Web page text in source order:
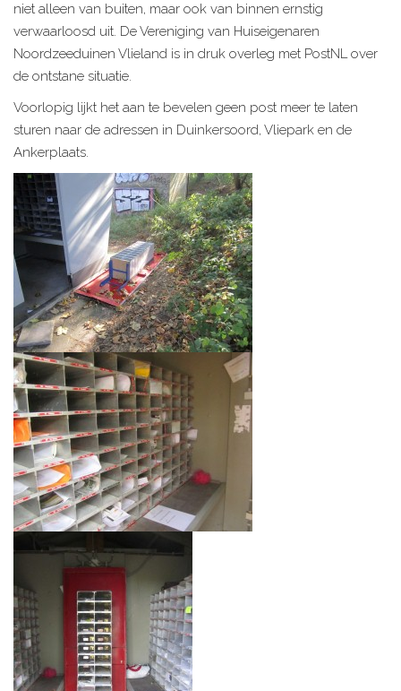
niet alleen van buiten, maar ook van binnen ernstig
verwaarloosd uit. De Vereniging van Huiseigenaren
Noordzeeduinen Vlieland is in druk overleg met PostNL over
de ontstane situatie.
Voorlopig lijkt het aan te bevelen geen post meer te laten
sturen naar de adressen in Duinkersoord, Vliepark en de
Ankerplaats.